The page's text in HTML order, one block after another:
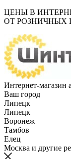
ЦЕНЫ В
ОТ РОЗНИЧНЫХ
Интернет-магазин
Ваш город
Липецк
Липецк
Воронеж
Тамбов
Елец
Москва и другие